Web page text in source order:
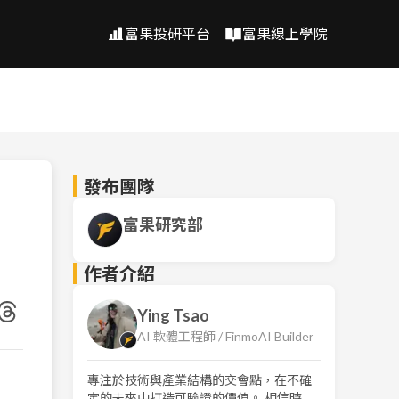
富果投研平台 富果線上學院
發布團隊
富果研究部
作者介紹
Ying Tsao
AI 軟體工程師 / FinmoAI Builder
專注於技術與產業結構的交會點，在不確